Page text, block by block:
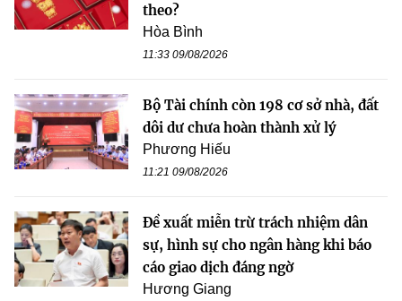
theo?
Hòa Bình
11:33 09/08/2026
Bộ Tài chính còn 198 cơ sở nhà, đất
dôi dư chưa hoàn thành xử lý
Phương Hiếu
11:21 09/08/2026
Đề xuất miễn trừ trách nhiệm dân
sự, hình sự cho ngân hàng khi báo
cáo giao dịch đáng ngờ
Hương Giang